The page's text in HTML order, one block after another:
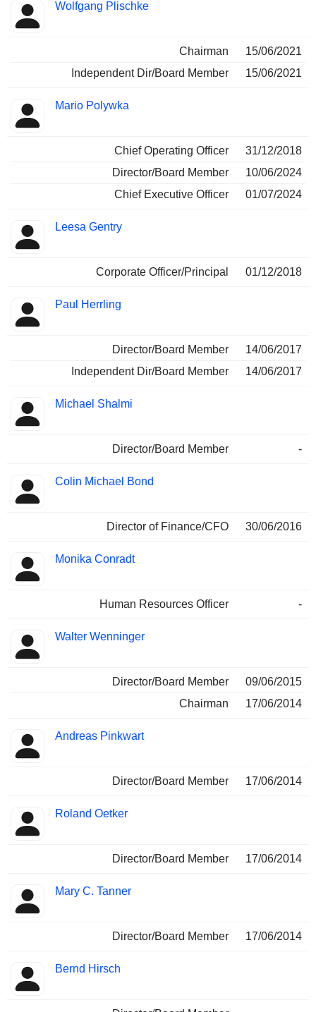
Wolfgang Plischke
Chairman
15/06/2021
Independent Dir/Board Member
15/06/2021
Mario Polywka
Chief Operating Officer
31/12/2018
Director/Board Member
10/06/2024
Chief Executive Officer
01/07/2024
Leesa Gentry
Corporate Officer/Principal 01/12/2018
Paul Herrling
Director/Board Member
14/06/2017
Independent Dir/Board Member
14/06/2017
Michael Shalmi
Director/Board Member -
Colin Michael Bond
Director of Finance/CFO 30/06/2016
Monika Conradt
Human Resources Officer -
Walter Wenninger
Director/Board Member
09/06/2015
Chairman
17/06/2014
Andreas Pinkwart
Director/Board Member 17/06/2014
Roland Oetker
Director/Board Member 17/06/2014
Mary C. Tanner
Director/Board Member 17/06/2014
Bernd Hirsch